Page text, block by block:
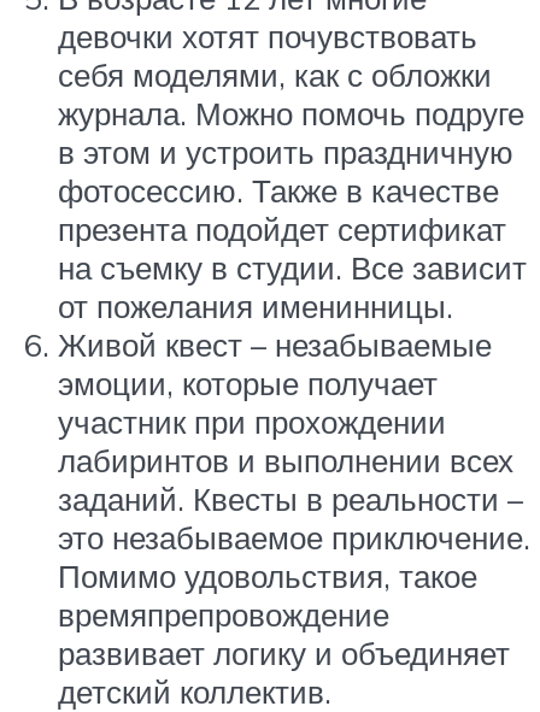
девочки хотят почувствовать
себя моделями, как с обложки
журнала. Можно помочь подруге
в этом и устроить праздничную
фотосессию. Также в качестве
презента подойдет сертификат
на съемку в студии. Все зависит
от пожелания именинницы.
Живой квест – незабываемые
эмоции, которые получает
участник при прохождении
лабиринтов и выполнении всех
заданий. Квесты в реальности –
это незабываемое приключение.
Помимо удовольствия, такое
времяпрепровождение
развивает логику и объединяет
детский коллектив.